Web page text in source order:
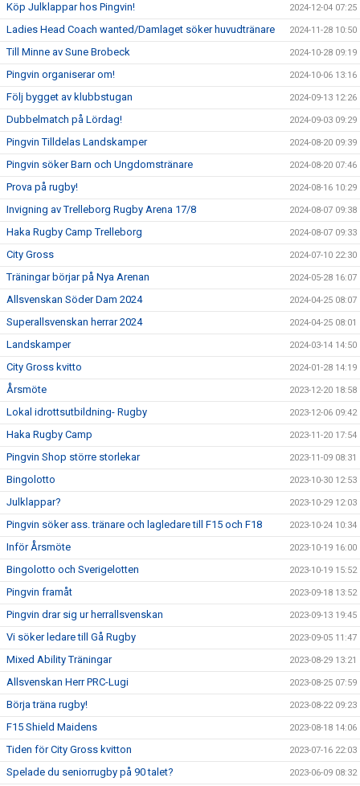
Köp Julklappar hos Pingvin! 2024-12-04 07:25
Ladies Head Coach wanted/Damlaget söker huvudtränare 2024-11-28 10:50
Till Minne av Sune Brobeck 2024-10-28 09:19
Pingvin organiserar om! 2024-10-06 13:16
Följ bygget av klubbstugan 2024-09-13 12:26
Dubbelmatch på Lördag! 2024-09-03 09:29
Pingvin Tilldelas Landskamper 2024-08-20 09:39
Pingvin söker Barn och Ungdomstränare 2024-08-20 07:46
Prova på rugby! 2024-08-16 10:29
Invigning av Trelleborg Rugby Arena 17/8 2024-08-07 09:38
Haka Rugby Camp Trelleborg 2024-08-07 09:33
City Gross 2024-07-10 22:30
Träningar börjar på Nya Arenan 2024-05-28 16:07
Allsvenskan Söder Dam 2024 2024-04-25 08:07
Superallsvenskan herrar 2024 2024-04-25 08:01
Landskamper 2024-03-14 14:50
City Gross kvitto 2024-01-28 14:19
Årsmöte 2023-12-20 18:58
Lokal idrottsutbildning- Rugby 2023-12-06 09:42
Haka Rugby Camp 2023-11-20 17:54
Pingvin Shop större storlekar 2023-11-09 08:31
Bingolotto 2023-10-30 12:53
Julklappar? 2023-10-29 12:03
Pingvin söker ass. tränare och lagledare till F15 och F18 2023-10-24 10:34
Inför Årsmöte 2023-10-19 16:00
Bingolotto och Sverigelotten 2023-10-19 15:52
Pingvin framåt 2023-09-18 13:52
Pingvin drar sig ur herrallsvenskan 2023-09-13 19:45
Vi söker ledare till Gå Rugby 2023-09-05 11:47
Mixed Ability Träningar 2023-08-29 13:21
Allsvenskan Herr PRC-Lugi 2023-08-25 07:59
Börja träna rugby! 2023-08-22 09:23
F15 Shield Maidens 2023-08-18 14:06
Tiden för City Gross kvitton 2023-07-16 22:03
Spelade du seniorrugby på 90 talet? 2023-06-09 08:32